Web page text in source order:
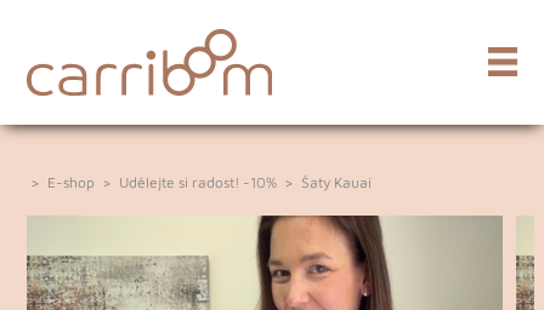
> E-shop > Udělejte si radost! -10% > Šaty Kauai